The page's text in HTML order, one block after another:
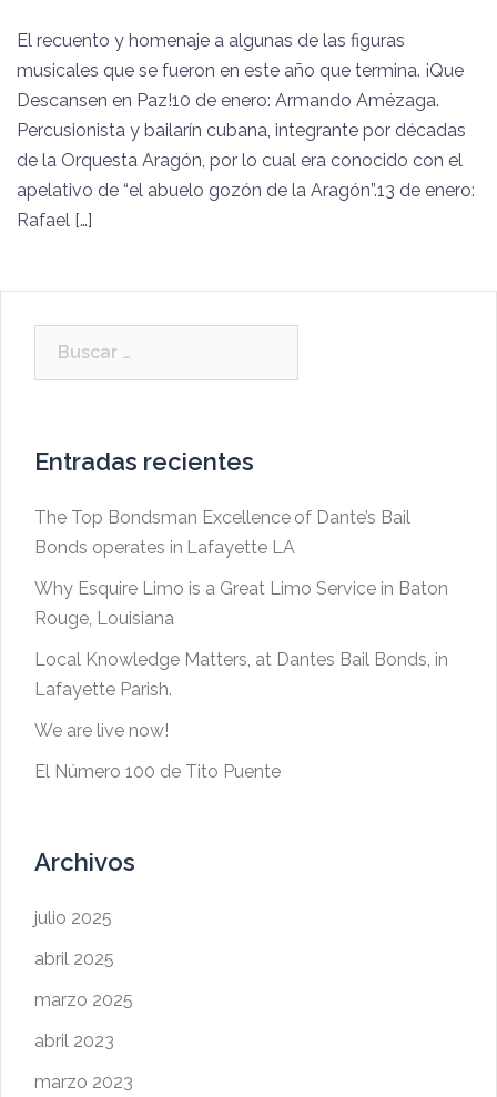
El recuento y homenaje a algunas de las figuras
musicales que se fueron en este año que termina. ¡Que
Descansen en Paz!10 de enero: Armando Amézaga.
Percusionista y bailarín cubana, integrante por décadas
de la Orquesta Aragón, por lo cual era conocido con el
apelativo de “el abuelo gozón de la Aragón”.13 de enero:
Rafael […]
Entradas recientes
The Top Bondsman Excellence of Dante’s Bail
Bonds operates in Lafayette LA
Why Esquire Limo is a Great Limo Service in Baton
Rouge, Louisiana
Local Knowledge Matters, at Dantes Bail Bonds, in
Lafayette Parish.
We are live now!
El Número 100 de Tito Puente
Archivos
julio 2025
abril 2025
marzo 2025
abril 2023
marzo 2023